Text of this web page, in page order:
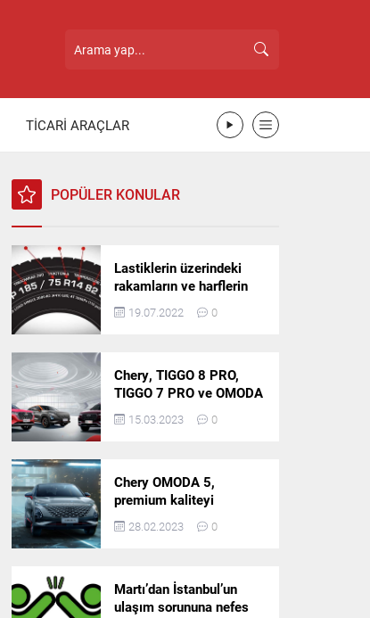
TİCARİ ARAÇLAR
POPÜLER KONULAR
Lastiklerin üzerindeki
rakamların ve harflerin
anlamı nedir?
19.07.2022 0
Chery, TIGGO 8 PRO,
TIGGO 7 PRO ve OMODA
5’in resmi olarak
satışlarına başlıyor!
15.03.2023 0
Chery OMODA 5,
premium kaliteyi
Türkiye’de sunmaya
hazırlanıyor
28.02.2023 0
Martı’dan İstanbul’un
ulaşım sorununa nefes